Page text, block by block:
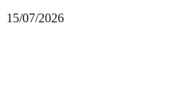
15/07/2026